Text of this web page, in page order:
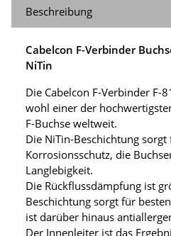
Beschreibung
Cabelcon F-Verbinder
NiTin
Die Cabelcon F-Verbinder F-
wohl einer der
F-Buchse weltweit.
Die NiTin-Beschichtung
Korrosionsschutz, die
Langlebigkeit.
Die Rückflussdämpfung ist
Beschichtung sorgt für
ist darüber hinaus
Der Innenleiter ist das